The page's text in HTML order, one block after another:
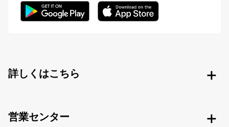
詳しくはこちら
営業センター